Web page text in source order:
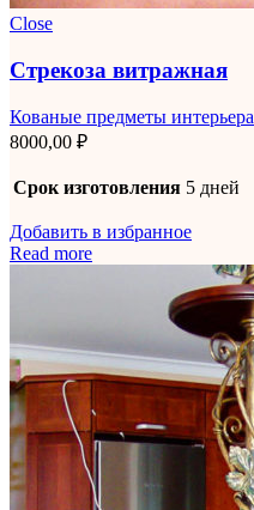
Close
Стрекоза витражная
Кованые предметы интерьера
8000,00 ₽
Срок изготовления 5 дней
Добавить в избранное
Read more